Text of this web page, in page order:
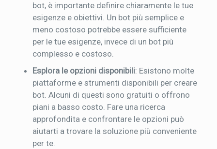
bot, è importante definire chiaramente le tue
esigenze e obiettivi. Un bot più semplice e
meno costoso potrebbe essere sufficiente
per le tue esigenze, invece di un bot più
complesso e costoso.
Esplora le opzioni disponibili: Esistono molte
piattaforme e strumenti disponibili per creare
bot. Alcuni di questi sono gratuiti o offrono
piani a basso costo. Fare una ricerca
approfondita e confrontare le opzioni può
aiutarti a trovare la soluzione più conveniente
per te.